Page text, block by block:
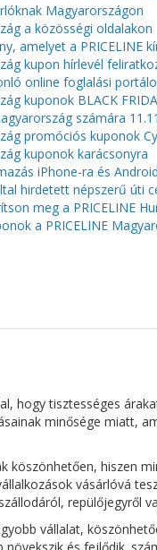
Magyarországon
a közösségi oldalakon
amelyet a PRICELINE
kupon hírlevél
online foglalási
kuponok BLACK
számára 11.11
promóciós kuponok
kuponok karácsonyra
iPhone-ra és
hirdetett népszerű úti
meg a PRICELINE
a PRICELINE
hogy tisztességes
minősége miatt,
köszönhetően, hiszen
vásárlóvá
repülőjegyről
vállalat,
és fejlődik.